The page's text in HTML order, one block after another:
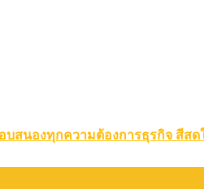
บสนองทุกความต้องการธุรกิจ สีส